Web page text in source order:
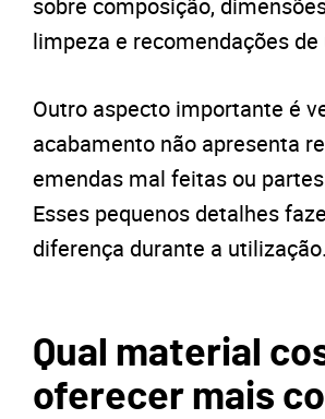
sobre composição,
limpeza e recomendações de
Outro aspecto importante é
acabamento não apresenta
emendas mal feitas ou
Esses pequenos detalhes
diferença durante a utilização.
Qual material
oferecer mais